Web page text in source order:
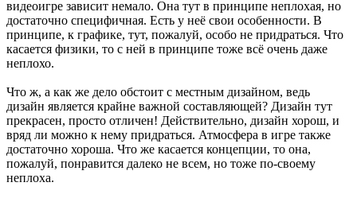
видеоигре зависит немало. Она тут в принципе неплохая, но
достаточно специфичная. Есть у неё свои особенности. В
принципе, к графике, тут, пожалуй, особо не придраться. Что
касается физики, то с ней в принципе тоже всё очень даже
неплохо.
Что ж, а как же дело обстоит с местным дизайном, ведь
дизайн является крайне важной составляющей? Дизайн тут
прекрасен, просто отличен! Действительно, дизайн хорош, и
вряд ли можно к нему придраться. Атмосфера в игре также
достаточно хороша. Что же касается концепции, то она,
пожалуй, понравится далеко не всем, но тоже по-своему
неплоха.